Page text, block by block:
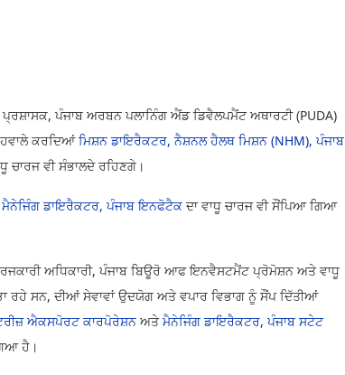
ਪੰਜਾਬ ਅਰਬਨ ਪਲਾਨਿੰਗ ਐਂਡ ਡਿਵੈਲਪਮੈਂਟ ਅਥਾਰਟੀ (PUDA)
ਹਵਾਲੇ ਕਰਦਿਆਂਮਿਸ਼ਨ ਡਾਇਰੈਕਟਰ, ਨੈਸ਼ਨਲ ਹੈਲਥ ਮਿਸ਼ਨ (NHM), ਪੰਜਾਬ
ਚਾਰਜ ਵੀ ਸੰਭਾਲਦੇ ਰਹਿਣਗੇ।
ਮੈਨੇਜਿੰਗ ਡਾਇਰੈਕਟਰ, ਪੰਜਾਬ ਇਨਫੋਟੈਕ ਦਾ ਵਾਧੂ ਚਾਰਜ ਵੀ ਸੌਂਪਿਆ ਗਿਆ
ਅਧਿਕਾਰੀ, ਪੰਜਾਬ ਬਿਊਰੋ ਆਫ ਇਨਵੈਸਟਮੈਂਟ ਪ੍ਰੋਮੋਸ਼ਨ ਅਤੇ ਵਾਧੂ
ਸਨ, ਦੀਆਂ ਸੇਵਾਵਾਂ ਉਦਯੋਗ ਅਤੇ ਵਪਾਰ ਵਿਭਾਗ ਨੂੰ ਸੌਂਪ ਦਿੱਤੀਆਂ
ਐਕਸਪੋਰਟ ਕਾਰਪੋਰੇਸ਼ਨ ਅਤੇਮੈਨੇਜਿੰਗ ਡਾਇਰੈਕਟਰ, ਪੰਜਾਬ ਸਟੇਟ
ਹੈ।